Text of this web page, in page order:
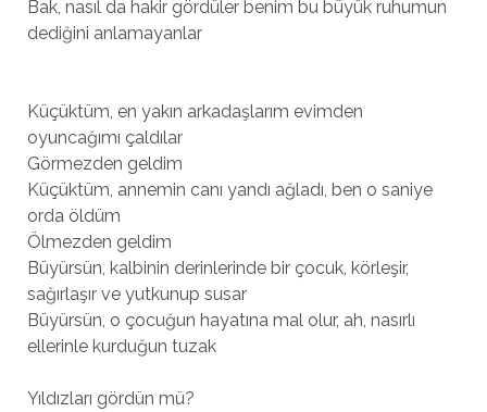
Bak, nasıl da hakir gördüler benim bu büyük ruhumun
dediğini anlamayanlar
Küçüktüm, en yakın arkadaşlarım evimden
oyuncağımı çaldılar
Görmezden geldim
Küçüktüm, annemin canı yandı ağladı, ben o saniye
orda öldüm
Ölmezden geldim
Büyürsün, kalbinin derinlerinde bir çocuk, körleşir,
sağırlaşır ve yutkunup susar
Büyürsün, o çocuğun hayatına mal olur, ah, nasırlı
ellerinle kurduğun tuzak
Yıldızları gördün mü?